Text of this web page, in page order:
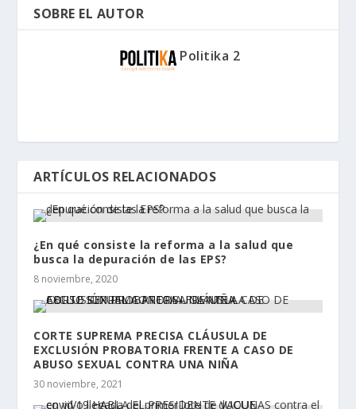
SOBRE EL AUTOR
Politika 2
ARTÍCULOS RELACIONADOS
¿En qué consiste la reforma a la salud que
busca la depuración de las EPS?
8 noviembre, 2020
CORTE SUPREMA PRECISA CLÁUSULA DE
EXCLUSIÓN PROBATORIA FRENTE A CASO DE
ABUSO SEXUAL CONTRA UNA NIÑA
30 noviembre, 2021